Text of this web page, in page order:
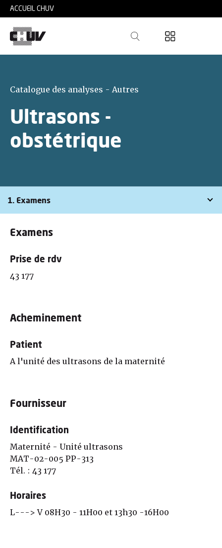
Skip to main content
ACCUEIL CHUV
Catalogue des analyses - Autres
Ultrasons -
obstétrique
1. Examens
Examens
Prise de rdv
43 177
Acheminement
Patient
A l'unité des ultrasons de la maternité
Fournisseur
Identification
Maternité - Unité ultrasons
MAT-02-005 PP-313
Tél. : 43 177
Horaires
L---> V 08H30 - 11H00 et 13h30 -16H00